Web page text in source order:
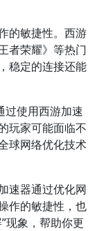
的敏捷性。西游
者荣耀》等热门
稳定的连接还能
过使用西游加速
玩家可能面临不
球网络优化技术
速器通过优化网
作的敏捷性，也
现象，帮助你更